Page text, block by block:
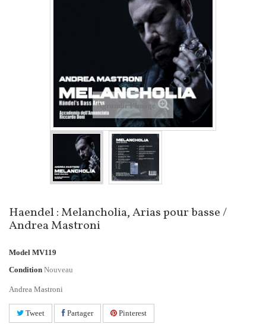
Agrandir l'image
Haendel : Melancholia, Arias pour basse /
Andrea Mastroni
Model MV119
Condition Nouveau
Andrea Mastroni
Tweet Partager Pinterest